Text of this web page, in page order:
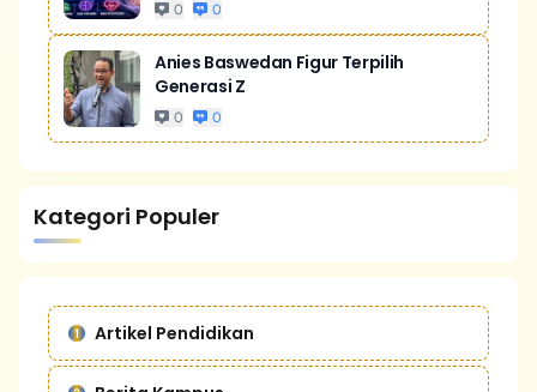
0 0
Anies Baswedan Figur Terpilih
Generasi Z
0 0
Kategori Populer
Artikel Pendidikan